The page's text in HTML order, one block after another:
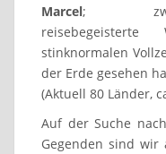
Marcel;
stinknormalen
der Erde gesehen
(Aktuell 80 Länder,
Auf der Suche
Gegenden sind